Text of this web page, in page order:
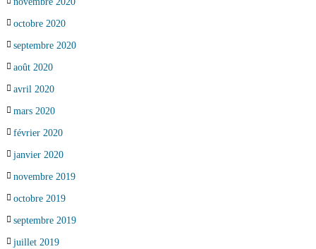
octobre 2020
septembre 2020
août 2020
avril 2020
mars 2020
février 2020
janvier 2020
novembre 2019
octobre 2019
septembre 2019
juillet 2019